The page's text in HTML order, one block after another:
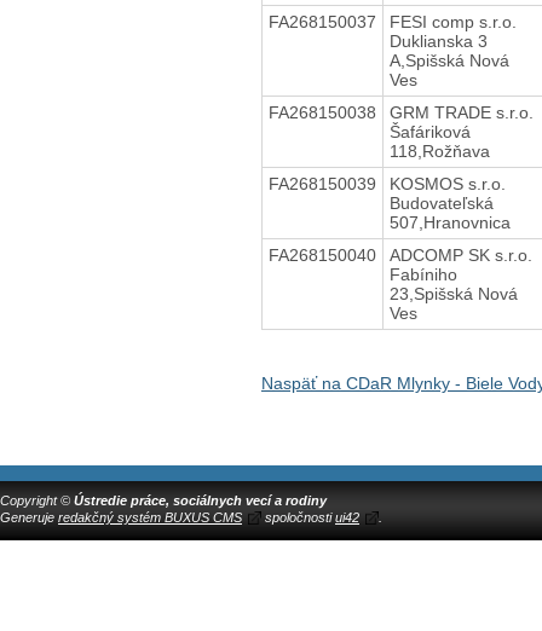
FA268150037
FESI comp s.r.o.
Duklianska 3
A,Spišská Nová
Ves
FA268150038
GRM TRADE s.r.o.
Šafáriková
118,Rožňava
FA268150039
KOSMOS s.r.o.
Budovateľská
507,Hranovnica
FA268150040
ADCOMP SK s.r.o.
Fabíniho
23,Spišská Nová
Ves
Naspäť na CDaR Mlynky - Biele
Copyright © Ústredie práce, sociálnych vecí a rodiny
Generuje redakčný systém BUXUS CMS spoločnostiui42